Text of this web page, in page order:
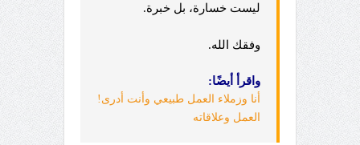
ليست خسارة، بل خبرة.
وفقك الله.
واقرأ أيضًا:
أنا وزملاء العمل طبيعي وأنت أدرى!
العمل وعلاقاته